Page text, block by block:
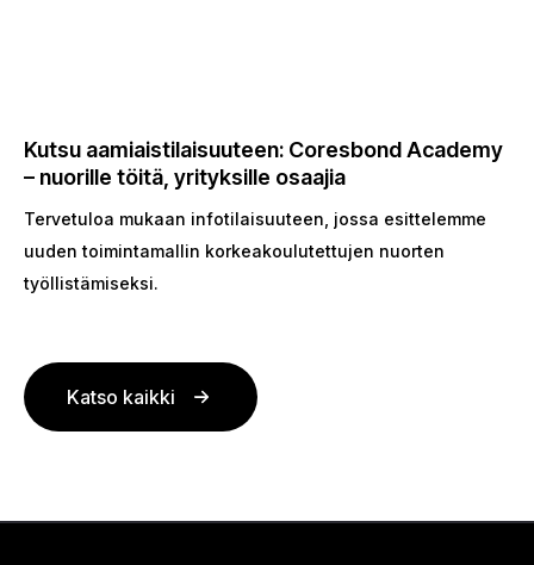
Kutsu aamiaistilaisuuteen: Coresbond Academy
– nuorille töitä, yrityksille osaajia
Tervetuloa mukaan infotilaisuuteen, jossa esittelemme
uuden toimintamallin korkeakoulutettujen nuorten
työllistämiseksi.
Katso kaikki